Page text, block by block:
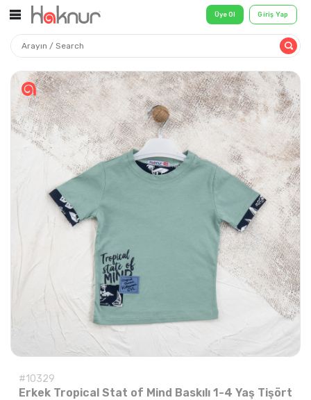
Üye Ol
#10329
Erkek Tropical Stat of Mind Baskılı 1-4 Yaş Tişört